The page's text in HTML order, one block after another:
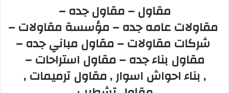
مقاول – مقاول جده –
مقاولات عامه جده – مؤسسة مقاولات –
شركات مقاولات – مقاول مباني جده –
مقاول بناء جده – مقاول استراحات –
, بناء احواش اسوار , مقاول ترميمات ,